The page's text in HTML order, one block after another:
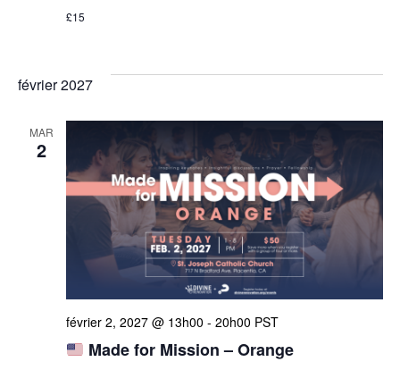
£15
février 2027
MAR
2
Made for Mission – Orange
février 2, 2027 @ 13h00 - 20h00 PST